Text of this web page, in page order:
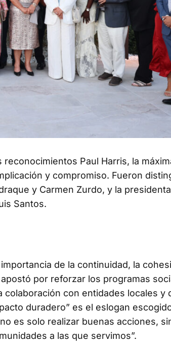
Paul Harris, la
y compromiso. Fueron
y Carmen Zurdo, y la
Santos.
de la continuidad, la
por reforzar los programas
con entidades locales y
duradero” es el eslogan
es solo realizar buenas acciones,
a las que servimos”.